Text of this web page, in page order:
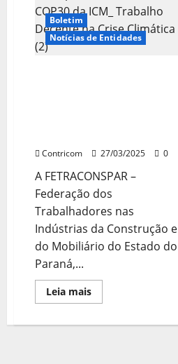
Boletim
Notícias de Entidades
Contricom 27/03/2025 0
A FETRACONSPAR –
Federação dos
Trabalhadores nas
Indústrias da Construção e
do Mobiliário do Estado do
Paraná,...
Leia maisLeia
mais
participa